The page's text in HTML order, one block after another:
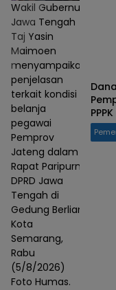
Wakil Gubernur
Jawa Tengah
Taj Yasin
Maimoen
menyampaikan
penjelasan
terkait kondisi
belanja
pegawai
Pemprov
Jateng dalam
Rapat Paripurna
DPRD Jawa
Tengah di
Gedung Berlian,
Kota
Semarang,
Rabu
(5/8/2026)
Foto Humas.